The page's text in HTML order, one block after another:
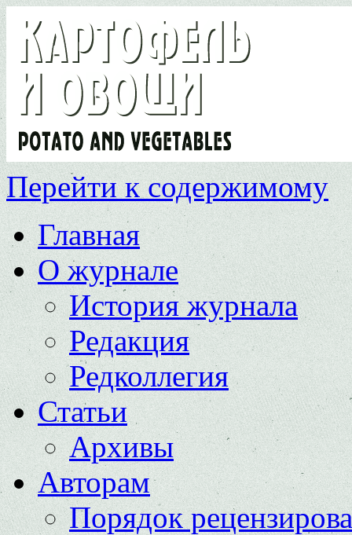
Перейти к содержимому
Главная
О журнале
История журнала
Редакция
Редколлегия
Статьи
Архивы
Авторам
Порядок